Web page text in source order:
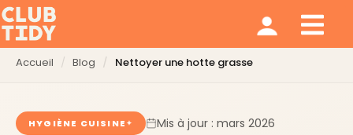
Accueil Blog Nettoyer une hotte grasse
HYGIÈNE CUISINE
Mis à jour : mars 2026